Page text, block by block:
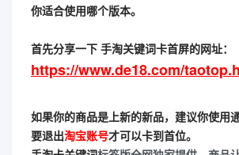
你适合使用哪个版本。
首先分享一下 手淘关键词卡首屏的网址：
https://www.de18.com/
如果你的商品是上新的新品，建议你使用
要退出淘宝账号才可以卡到首位。